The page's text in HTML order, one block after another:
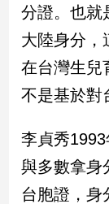
建
築/
內
設
計
旅
遊/
美
食
分證。也就
大陸身分，
在台灣生兒
不是基於對
李貞秀
與多數拿身
台胞證，身